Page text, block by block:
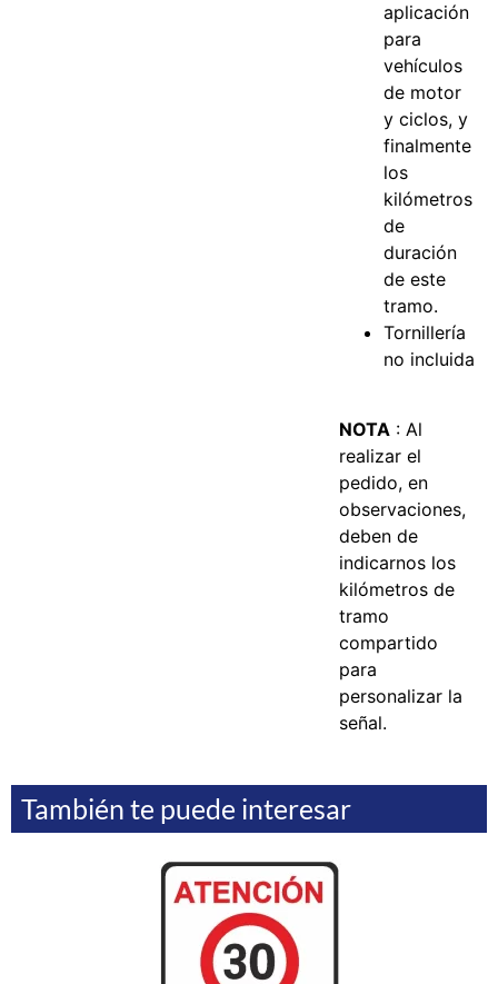
aplicación
para
vehículos
de motor
y ciclos, y
finalmente
los
kilómetros
de
duración
de este
tramo.
Tornillería
no incluida
NOTA : Al
realizar el
pedido, en
observaciones,
deben de
indicarnos los
kilómetros de
tramo
compartido
para
personalizar la
señal.
También te puede interesar